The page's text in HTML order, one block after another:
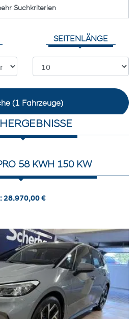
Suchkriterien
SEITENLÄNGE
(1 Fahrzeuge)
58 KWH 150 KW
28.970,00 €